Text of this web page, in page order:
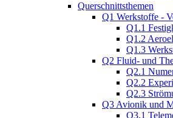
Querschnittsthemen
Q1 Werkstoffe -
Q1.1
Q1.2
Q1.3
Q2 Fluid- und
Q2.1
Q2.2
Q2.3
Q3 Avionik und
Q3.1